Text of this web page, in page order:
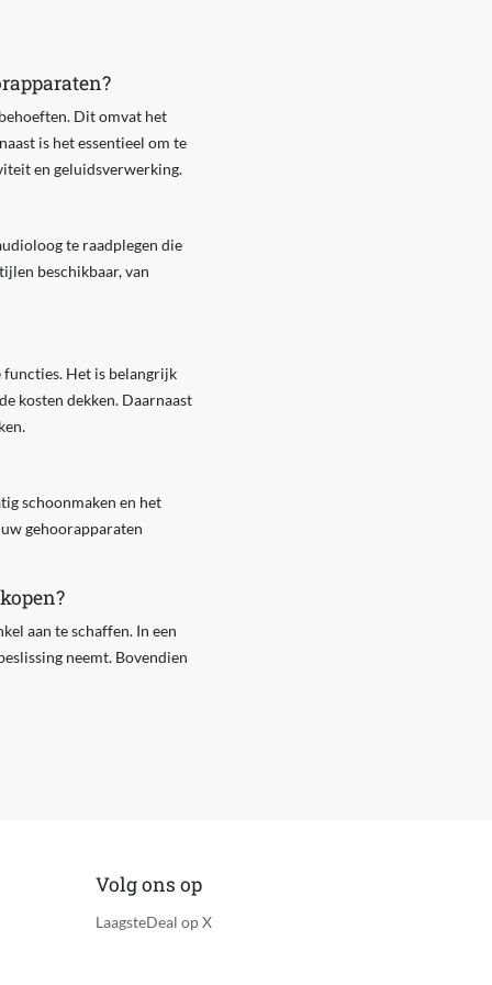
Dit omvat het
is het essentieel om te
en geluidsverwerking.
te raadplegen die
beschikbaar, van
functies. Het is belangrijk
kosten dekken. Daarnaast
schoonmaken en het
gehoorapparaten
aan te schaffen. In een
neemt. Bovendien
Volg ons op
LaagsteDeal op X